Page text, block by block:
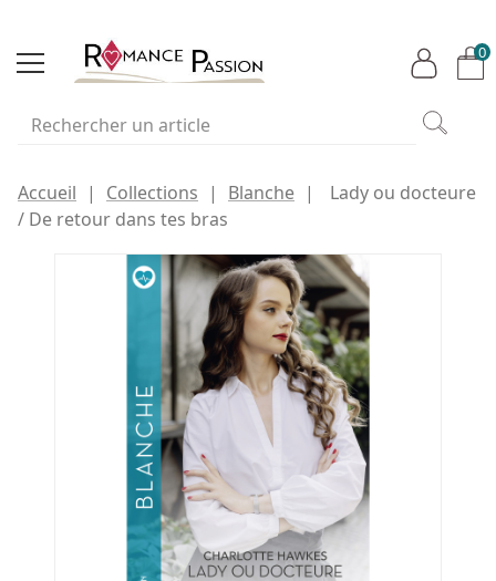
0
Accueil Collections Blanche
Lady ou docteure
/ De retour dans tes bras